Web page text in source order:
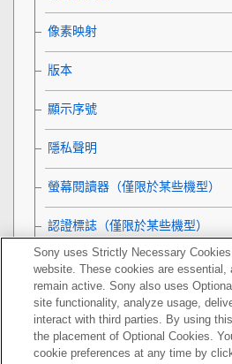
像素映射
版本
顯示序號
隱私聲明
螢幕閱讀器 （僅限於某些機型）
認證標誌 （僅限於某些機型）
儲存/載入設定
出廠重設
智慧型手機可用的功能
Sony uses Strictly Necessary
website. These cookies are essential,
remain active. Sony also uses
site functionality, analyze usage,
interact with third parties. By using
the placement of Optional Cookies.
cookie preferences at any time by